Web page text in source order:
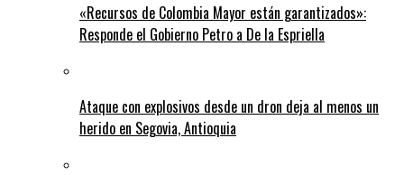
«Recursos de Colombia Mayor están garantizados»:
Responde el Gobierno Petro a De la Espriella
Ataque con explosivos desde un dron deja al menos un
herido en Segovia, Antioquia